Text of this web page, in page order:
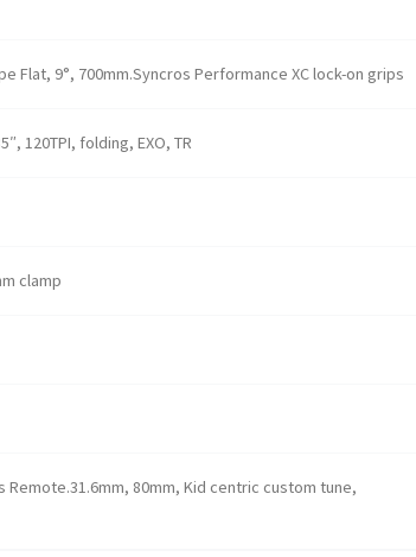
Flat, 9°, 700mm.Syncros Performance XC lock-on grips
120TPI, folding, EXO, TR
clamp
Remote.31.6mm, 80mm, Kid centric custom tune,